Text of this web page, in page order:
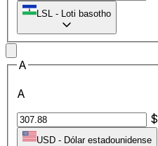
LSL - Loti basotho
A
A
$
USD - Dólar estadounidense